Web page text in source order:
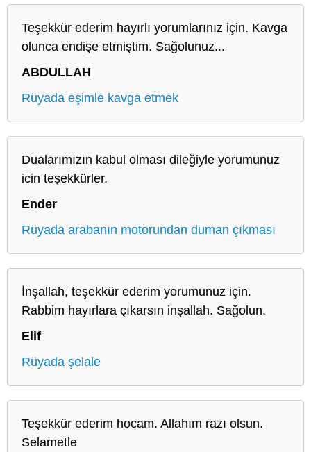
Teşekkür ederim hayırlı yorumlarınız için. Kavga
olunca endişe etmiştim. Sağolunuz...
ABDULLAH
Rüyada eşimle kavga etmek
Dualarımızın kabul olması dileğiyle yorumunuz
icin teşekkürler.
Ender
Rüyada arabanın motorundan duman çıkması
İnşallah, teşekkür ederim yorumunuz için.
Rabbim hayırlara çıkarsın inşallah. Sağolun.
Elif
Rüyada şelale
Teşekkür ederim hocam. Allahım razı olsun.
Selametle